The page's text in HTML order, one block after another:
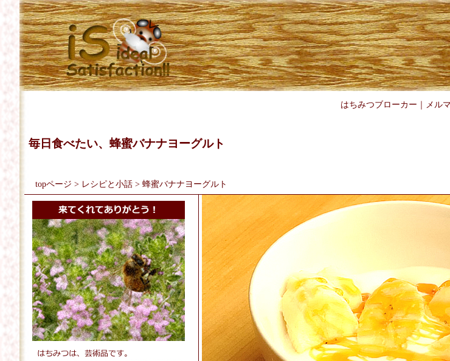
はちみつブローカー メル
毎日食べたい、蜂蜜バナナヨーグルト
topページ > レシピと小話 > 蜂蜜バナナヨーグルト